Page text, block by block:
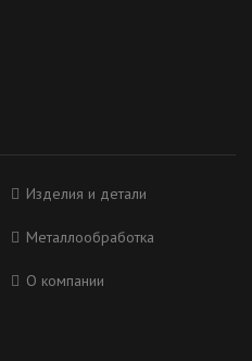
Изделия и детали
Металлообработка
О компании